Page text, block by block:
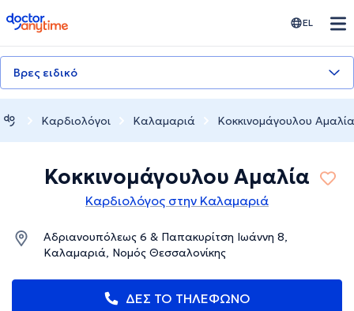
doctoranytime EL
Βρες ειδικό
Καρδιολόγοι Καλαμαριά Κοκκινομάγουλου Αμαλία
Κοκκινομάγουλου Αμαλία
Καρδιολόγος στην Καλαμαριά
Αδριανουπόλεως 6 & Παπακυρίτση Ιωάννη 8,
Καλαμαριά, Νομός Θεσσαλονίκης
ΔΕΣ ΤΟ ΤΗΛΕΦΩΝΟ